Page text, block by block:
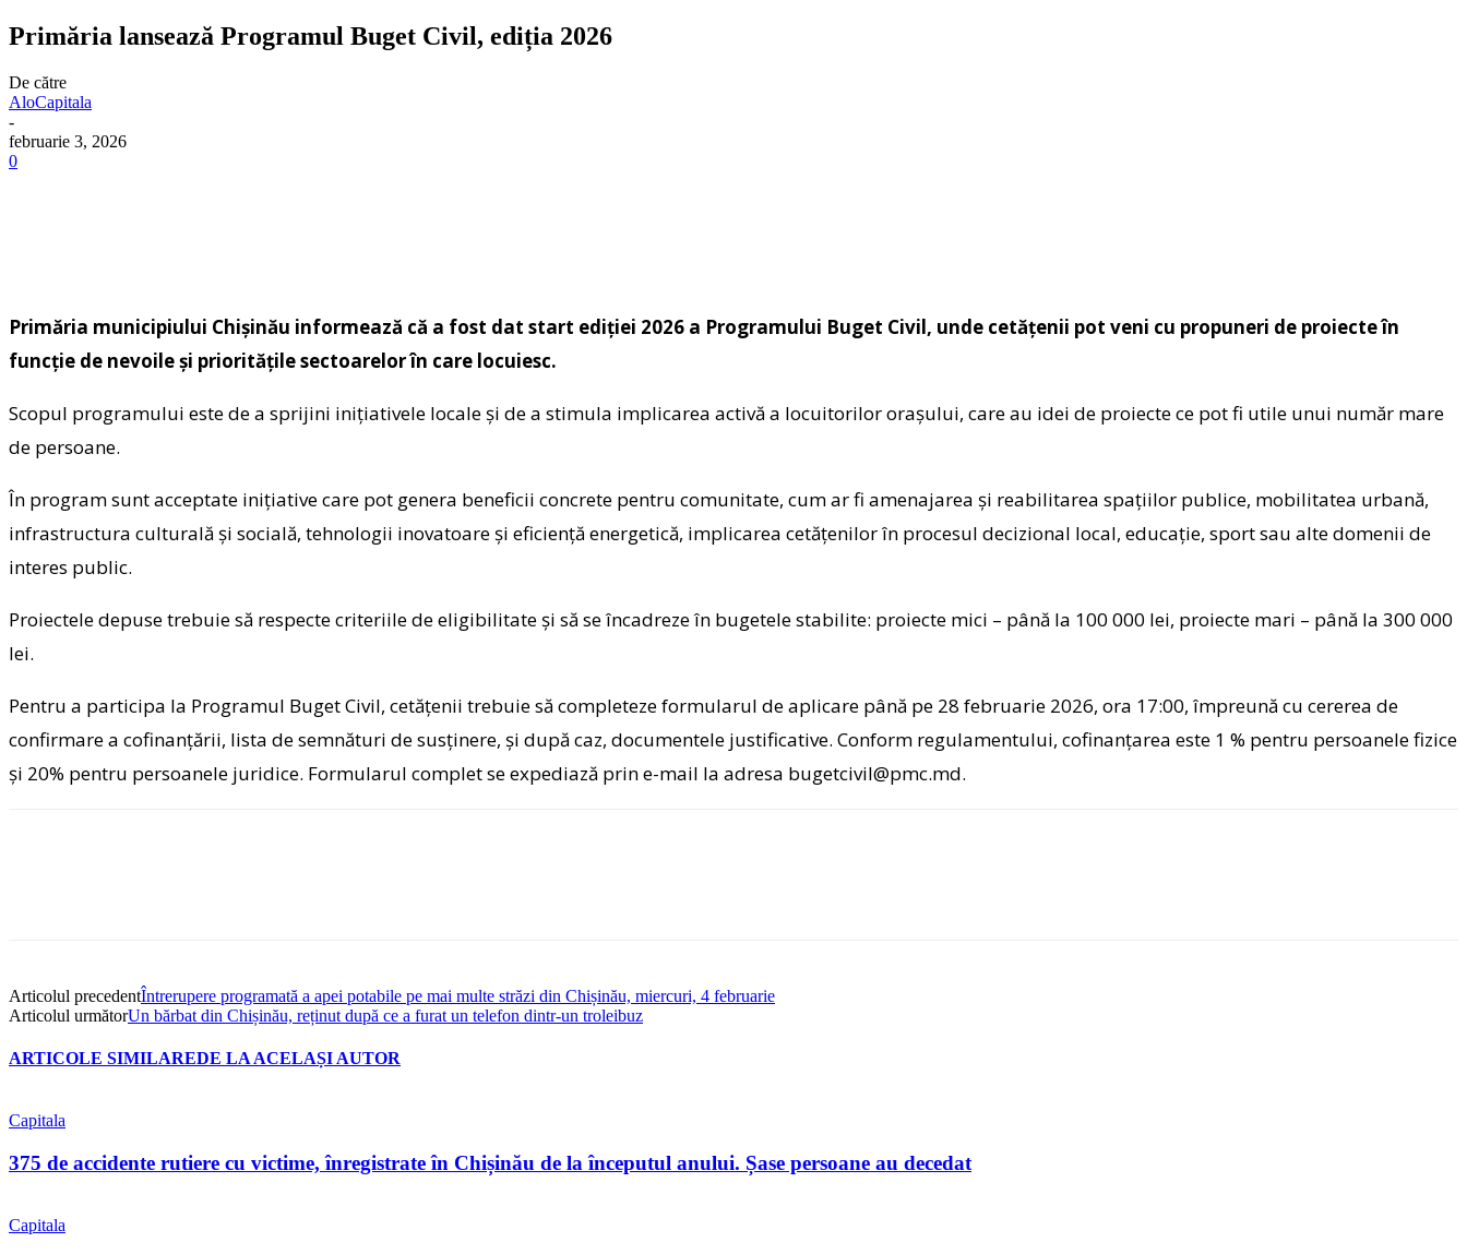
Primăria lansează Programul Buget Civil, ediția 2026
De către
AloCapitala
-
februarie 3, 2026
0
Primăria municipiului Chișinău informează că a fost dat start ediției 2026 a Programului Buget Civil, unde cetățenii pot veni cu propuneri de proiecte în
funcție de nevoile și prioritățile sectoarelor în care locuiesc.
Scopul programului este de a sprijini inițiativele locale și de a stimula implicarea activă a locuitorilor orașului, care au idei de proiecte ce pot fi utile unui număr mare
de persoane.
În program sunt acceptate inițiative care pot genera beneficii concrete pentru comunitate, cum ar fi amenajarea și reabilitarea spațiilor publice, mobilitatea urbană,
infrastructura culturală și socială, tehnologii inovatoare și eficiență energetică, implicarea cetățenilor în procesul decizional local, educație, sport sau alte domenii de
interes public.
Proiectele depuse trebuie să respecte criteriile de eligibilitate și să se încadreze în bugetele stabilite: proiecte mici – până la 100 000 lei, proiecte mari – până la 300 000
lei.
Pentru a participa la Programul Buget Civil, cetățenii trebuie să completeze formularul de aplicare până pe 28 februarie 2026, ora 17:00, împreună cu cererea de
confirmare a cofinanțării, lista de semnături de susținere, și după caz, documentele justificative. Conform regulamentului, cofinanțarea este 1 % pentru persoanele fizice
și 20% pentru persoanele juridice. Formularul complet se expediază prin e-mail la adresa bugetcivil@pmc.md.
Articolul precedentÎntrerupere programată a apei potabile pe mai multe străzi din Chișinău, miercuri, 4 februarie
Articolul următorUn bărbat din Chișinău, reținut după ce a furat un telefon dintr-un troleibuz
ARTICOLE SIMILAREDE LA ACELAȘI AUTOR
Capitala
375 de accidente rutiere cu victime, înregistrate în Chișinău de la începutul anului. Șase persoane au decedat
Capitala